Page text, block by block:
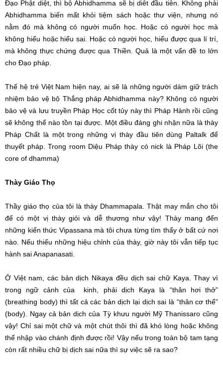
Đạo Phật diệt, thì bộ Abhidhamma sẽ bị diêt đầu tiên. Không phải
Abhidhamma biến mất khỏi tiệm sách hoặc thư viện, nhưng nó
nằm đó mà không có người muốn học. Hoặc có người học mà
không hiểu hoặc hiểu sai. Hoặc có người học, hiểu được qua lí trí,
mà không thực chứng được qua Thiền. Quả là một vấn đề to lớn
cho Đạo pháp.
Thế hệ trẻ Việt Nam hiện nay, ai sẽ là những người dám giữ trách
nhiệm bảo vệ bộ Thắng pháp Abhidhamma này? Không có người
bảo vệ và lưu truyền Pháp Học cốt tủy này thì Pháp Hành rồi cũng
sẽ không thể nào tồn tại được. Một điều đáng ghi nhận nữa là thày
Pháp Chất là một trong những vị thày đầu tiên dùng Paltalk để
thuyết pháp. Trong room Diệu Pháp thày có nick là Pháp Lõi (the
core of dhamma)
Thày Giáo Thọ
Thầy giáo thọ của tôi là thày Dhammapala. Thật may mắn cho tôi
để có một vị thày giỏi và dễ thương như vậy! Thày mang đến
những kiến thức Vipassana mà tôi chưa từng tìm thấy ở bất cứ nơi
nào. Nếu thiếu những hiệu chỉnh của thày, giờ này tôi vẫn tiếp tục
hành sai Anapanasati.
Ở Việt nam, các bản dịch Nikaya đều dịch sai chữ Kaya. Thay vì
trong ngữ cảnh của kinh, phải dịch Kaya là “thân hơi thở”
(breathing body) thì tất cả các bản dịch lại dịch sai là “thân cơ thể”
(body). Ngay cả bản dịch của Tỳ khưu người Mỹ Thanissaro cũng
vậy! Chỉ sai một chữ và một chút thôi thì đã khó lòng hoặc không
thể nhập vào chánh định được rồi! Vậy nếu trong toàn bộ tam tạng
còn rất nhiều chữ bị dịch sai nữa thì sự việc sẽ ra sao?